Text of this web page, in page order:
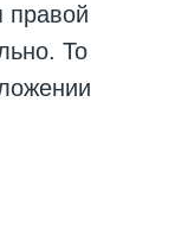
правой
То